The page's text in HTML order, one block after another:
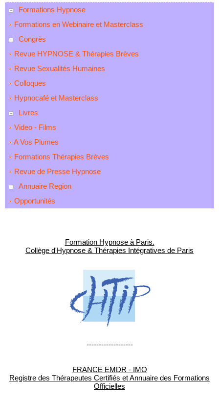
Formations Hypnose
Formations en Webinaire et Masterclass
Congrès
Revue HYPNOSE & Thérapies Brèves
Revue Sexualités Humaines
Colloques
Hypnocafé et Masterclass
Livres
Video - Films
A Vos Plumes
Formations Thérapies Brèves
Revue de Presse Hypnose
Annuaire Region
Opportunités
Formation Hypnose à Paris.
Collège d'Hypnose & Thérapies Intégratives de Paris
-------------------
FRANCE EMDR - IMO
Registre des Thérapeutes Certifiés et Annuaire des Formations
Officielles